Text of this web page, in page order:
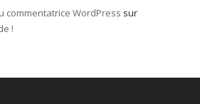
commentatrice WordPress sur
!